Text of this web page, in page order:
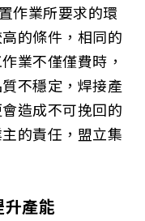
作業所要求的環
的條件，相同的
業不僅僅費時，
不穩定，焊接產
造成不可挽回的
的責任，盟立集
產能